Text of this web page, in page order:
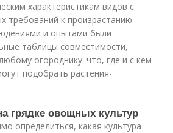
характеристикам видов с
требований к произрастанию.
и опытами были
таблицы совместимости,
огороднику: что, где и с кем
подобрать растения-
грядке овощных культур
определиться, какая культура